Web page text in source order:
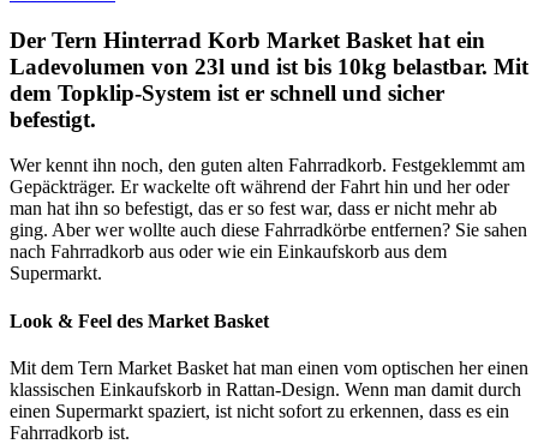
Der Tern Hinterrad Korb Market Basket hat ein
Ladevolumen von 23l und ist bis 10kg belastbar. Mit
dem Topklip-System ist er schnell und sicher
befestigt.
Wer kennt ihn noch, den guten alten Fahrradkorb. Festgeklemmt am
Gepäckträger. Er wackelte oft während der Fahrt hin und her oder
man hat ihn so befestigt, das er so fest war, dass er nicht mehr ab
ging. Aber wer wollte auch diese Fahrradkörbe entfernen? Sie sahen
nach Fahrradkorb aus oder wie ein Einkaufskorb aus dem
Supermarkt.
Look & Feel des Market Basket
Mit dem Tern Market Basket hat man einen vom optischen her einen
klassischen Einkaufskorb in Rattan-Design. Wenn man damit durch
einen Supermarkt spaziert, ist nicht sofort zu erkennen, dass es ein
Fahrradkorb ist.